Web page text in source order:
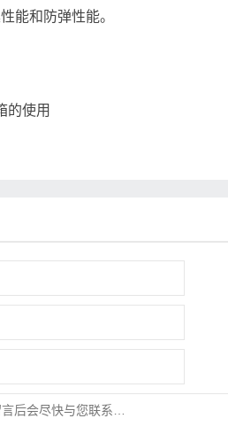
能和防弹性能。
的使用